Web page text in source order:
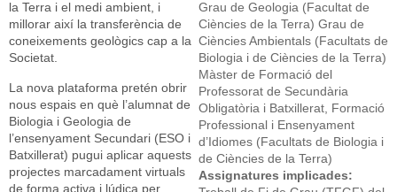
la Terra i el medi ambient, i
millorar així la transferència de
coneixements geològics cap a la
Societat.
La nova plataforma pretén obrir
nous espais en què l’alumnat de
Biologia i Geologia de
l’ensenyament Secundari (ESO i
Batxillerat) pugui aplicar aquests
projectes marcadament virtuals
de forma activa i lúdica per
Grau de Geologia (Facultat de
Ciències de la Terra) Grau de
Ciències Ambientals (Facultats de
Biologia i de Ciències de la Terra)
Màster de Formació del
Professorat de Secundària
Obligatòria i Batxillerat, Formació
Professional i Ensenyament
d’Idiomes (Facultats de Biologia i
de Ciències de la Terra)
Assignatures implicades: